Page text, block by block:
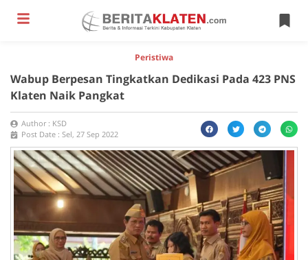
Peristiwa
Wabup Berpesan Tingkatkan Dedikasi Pada 423 PNS
Klaten Naik Pangkat
Author : KSD
Post Date : Sel, 27 Sep 2022